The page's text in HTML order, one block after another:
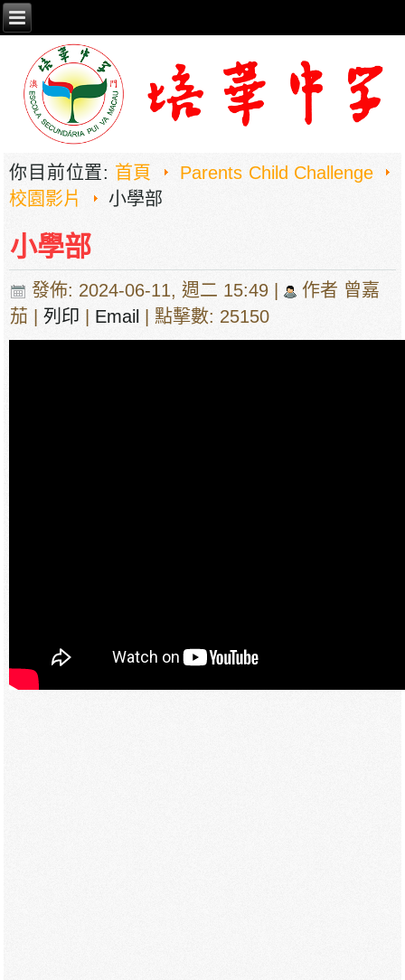
你目前位置: 首頁
Parents Child Challenge
校園影片
小學部
小學部
發佈: 2024-06-11, 週二 15:49 |
作者 曾嘉
茄 |列印 Email | 點擊數: 25150